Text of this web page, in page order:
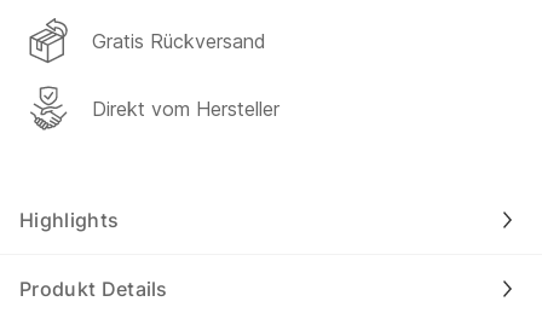
Gratis Rückversand
Direkt vom Hersteller
Highlights
Produkt Details